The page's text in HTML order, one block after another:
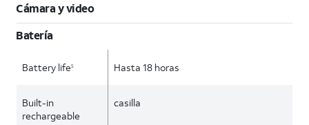
Cámara y video
Batería
Battery life5 Hasta 18 horas
Built-in
rechargeable
casilla